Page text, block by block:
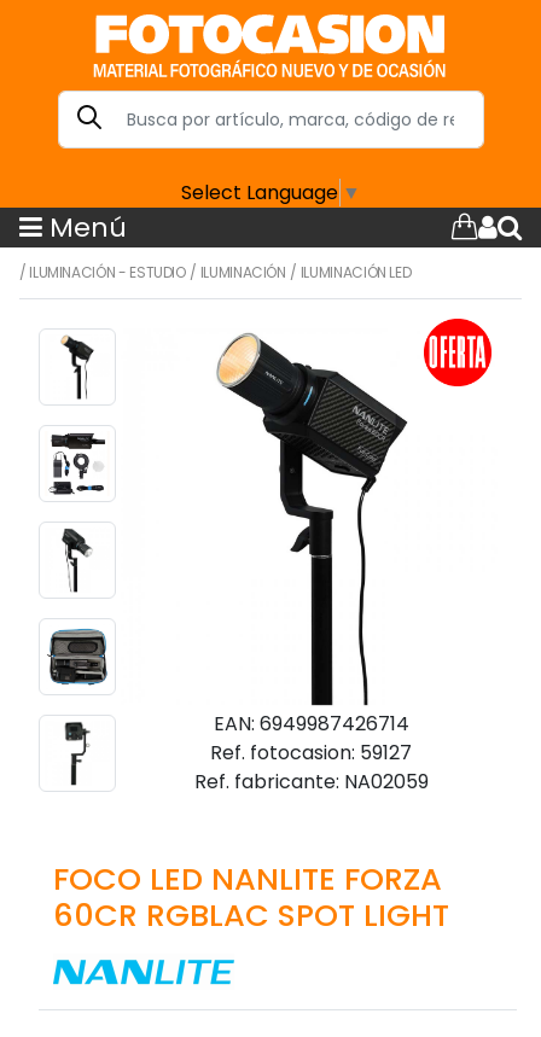
Select Language ▼
Menú
/ ILUMINACIÓN - ESTUDIO/ ILUMINACIÓN / ILUMINACIÓN LED
EAN: 6949987426714
Ref. fotocasion: 59127
Ref. fabricante: NA02059
FOCO LED NANLITE FORZA
60CR RGBLAC SPOT LIGHT